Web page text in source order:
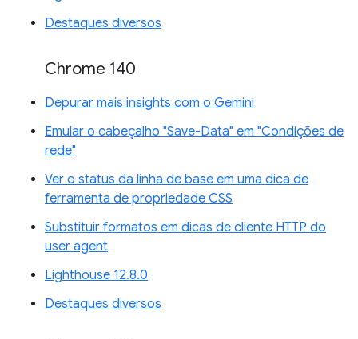
Destaques diversos
Chrome 140
Depurar mais insights com o Gemini
Emular o cabeçalho "Save-Data" em "Condições de
rede"
Ver o status da linha de base em uma dica de
ferramenta de propriedade CSS
Substituir formatos em dicas de cliente HTTP do
user agent
Lighthouse 12.8.0
Destaques diversos